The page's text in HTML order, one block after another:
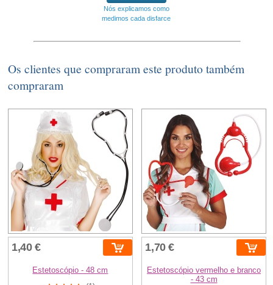
Nós explicamos como
medimos cada disfarce
Os clientes que compraram este produto também
compraram
1,40 €
Estetoscópio - 48 cm
1,70 €
Estetoscópio vermelho e branco
- 43 cm